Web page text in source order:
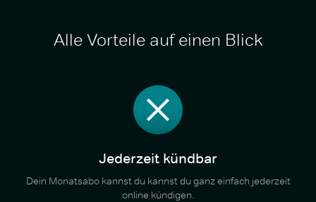
Alle Vorteile auf einen Blick
Jederzeit kündbar
Dein Monatsabo kannst du kannst du ganz einfach jederzeit
online kündigen.